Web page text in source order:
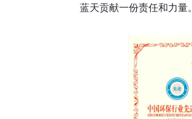
蓝天贡献一份责任和力量。